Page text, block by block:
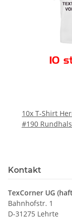
10x T-Shirt
#190
Kontakt
TexCorner UG
Bahnhofstr. 1
D-31275 Lehrte